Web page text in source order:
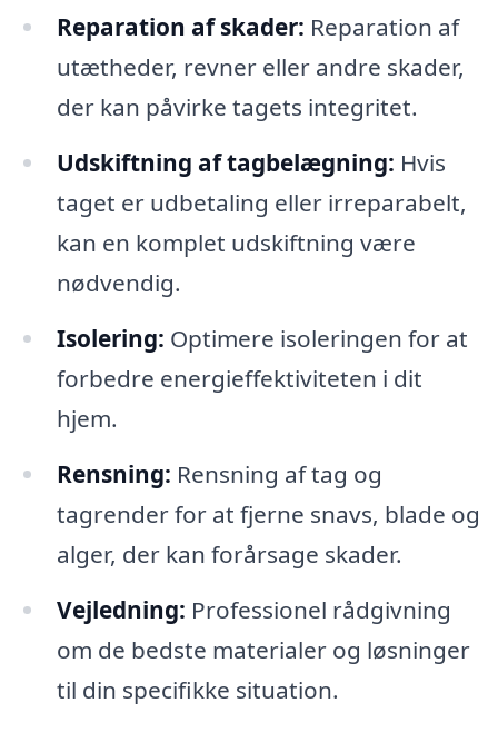
Reparation af skader: Reparation af
utætheder, revner eller andre skader,
der kan påvirke tagets integritet.
Udskiftning af tagbelægning: Hvis
taget er udbetaling eller irreparabelt,
kan en komplet udskiftning være
nødvendig.
Isolering: Optimere isoleringen for at
forbedre energieffektiviteten i dit
hjem.
Rensning: Rensning af tag og
tagrender for at fjerne snavs, blade og
alger, der kan forårsage skader.
Vejledning: Professionel rådgivning
om de bedste materialer og løsninger
til din specifikke situation.